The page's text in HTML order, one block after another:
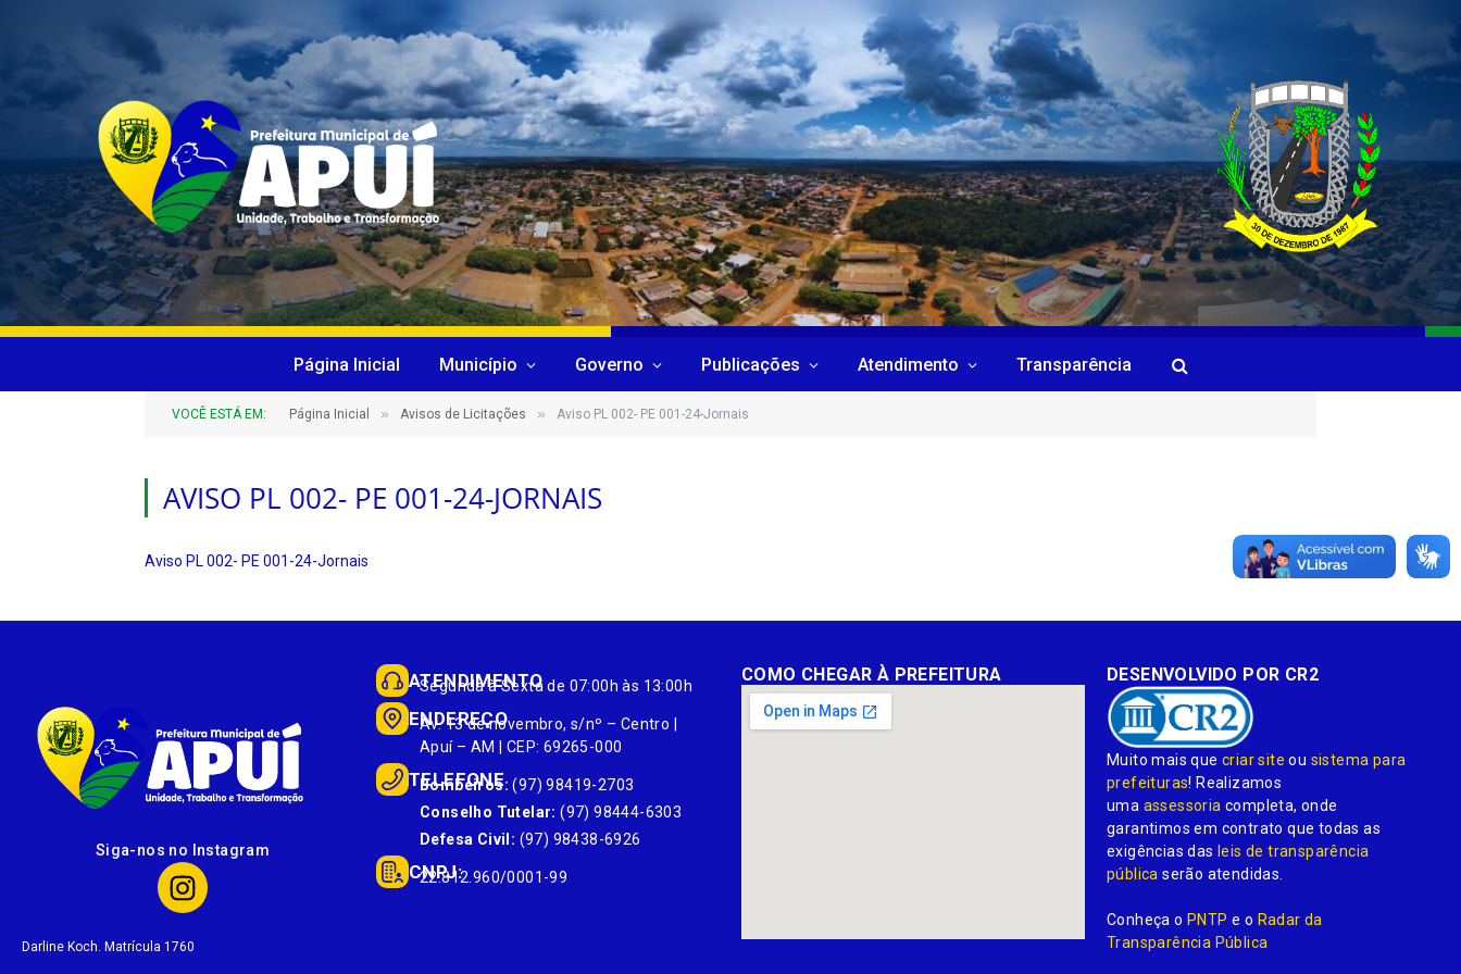
Página Inicial Município Governo Publicações Atendimento Transparência
VOCÊ ESTÁ EM: Página Inicial » Avisos de Licitações » Aviso PL 002- PE 001-24-Jornais
AVISO PL 002- PE 001-24-JORNAIS
Aviso PL 002- PE 001-24-Jornais
Siga-nos no Instagram
Darline Koch. Matrícula 1760
ATENDIMENTO
Segunda à Sexta de 07:00h às 13:00h
ENDEREÇO
Av. 13 de novembro, s/nº – Centro |
Apuí – AM | CEP: 69265-000
TELEFONE
Bombeiros: (97) 98419-2703
Conselho Tutelar: (97) 98444-6303
Defesa Civil: (97) 98438-6926
CNPJ:
22.812.960/0001-99
COMO CHEGAR À PREFEITURA DESENVOLVIDO POR CR2
Muito mais quecriar site ou sistema para
prefeituras! Realizamos
uma assessoria completa, onde
garantimos em contrato que todas as
exigências dasleis de transparência
pública serão atendidas.
Conheça oPNTP e o Radar da
Transparência Pública